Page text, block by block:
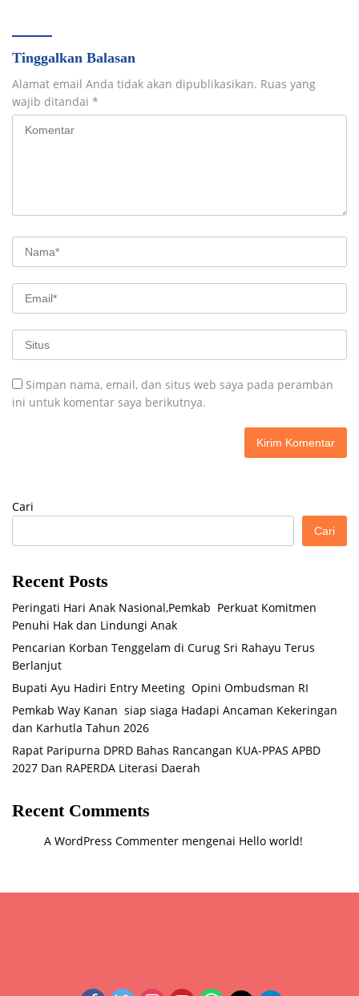
Tinggalkan Balasan
Alamat email Anda tidak akan dipublikasikan. Ruas yang
wajib ditandai *
Simpan nama, email, dan situs web saya pada peramban
ini untuk komentar saya berikutnya.
Cari
Cari
Recent Posts
Peringati Hari Anak Nasional,Pemkab Perkuat Komitmen
Penuhi Hak dan Lindungi Anak
Pencarian Korban Tenggelam di Curug Sri Rahayu Terus
Berlanjut
Bupati Ayu Hadiri Entry Meeting Opini Ombudsman RI
Pemkab Way Kanan siap siaga Hadapi Ancaman Kekeringan
dan Karhutla Tahun 2026
Rapat Paripurna DPRD Bahas Rancangan KUA-PPAS APBD
2027 Dan RAPERDA Literasi Daerah
Recent Comments
A WordPress Commenter mengenai Hello world!